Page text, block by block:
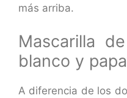
más arriba.
Mascarilla
blanco y
A diferencia de los